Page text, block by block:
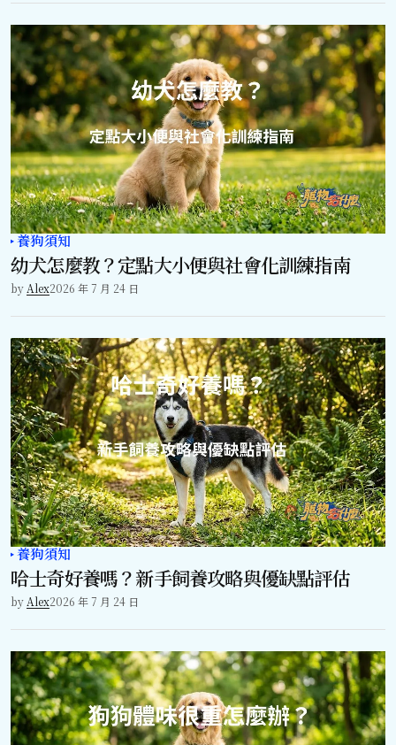
養狗須知
幼犬怎麼教？定點大小便與社會化訓練指南
by Alex2026 年 7 月 24 日
養狗須知
哈士奇好養嗎？新手飼養攻略與優缺點評估
byAlex2026 年 7 月 24 日